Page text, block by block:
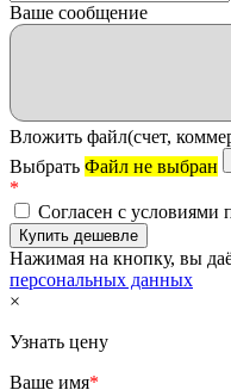
Ваше сообщение
Вложить файл(счет,
Выбрать Файл не выбран
*
Согласен с условиями
Нажимая на кнопку, вы
персональных данных
×
Узнать цену
Ваше имя*